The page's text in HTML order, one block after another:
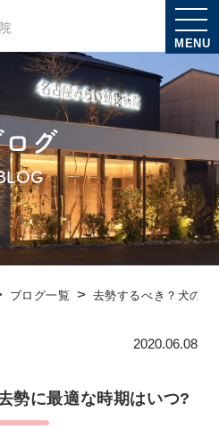
MENU
ログ
ブログ一覧 去勢するべき？犬の
2020.06.08
勢に最適な時期はいつ?